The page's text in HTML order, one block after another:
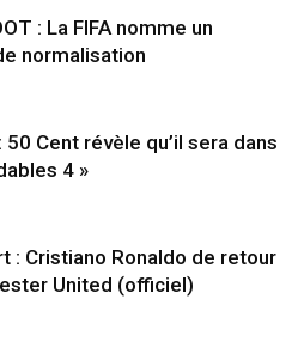
: La FIFA nomme un
normalisation
50 Cent révèle qu’il sera dans
4 »
: Cristiano Ronaldo de retour
United (officiel)